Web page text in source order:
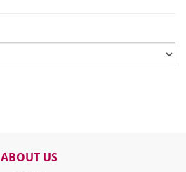
ABOUT US